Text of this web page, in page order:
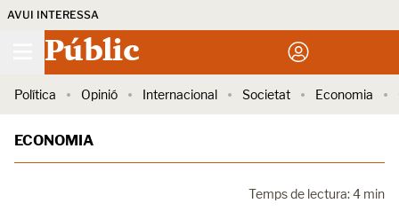
AVUI INTERESSA
Públic
Política Opinió Internacional Societat Economia
ECONOMIA
Temps de lectura: 4 min